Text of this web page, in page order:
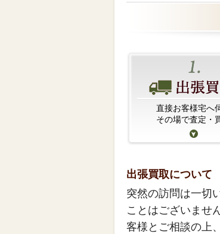
直接お客様宅へ
その場で査定・
出張買取について
突然の訪問は一切
ことはございませ
客様とご相談の上